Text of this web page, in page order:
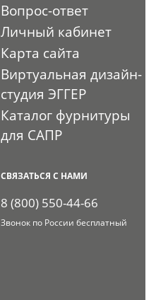
Вопрос-ответ
Личный кабинет
Карта сайта
Виртуальная дизайн-
студия ЭГГЕР
Каталог фурнитуры
для САПР
СВЯЗАТЬСЯ С НАМИ
8 (800) 550-44-66
Звонок по России бесплатный